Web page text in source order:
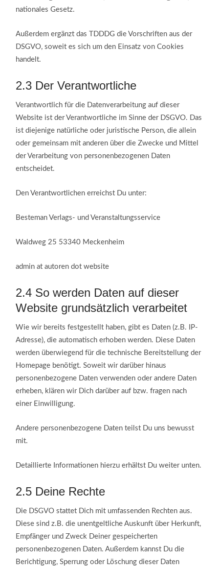
nationales Gesetz.
Außerdem ergänzt das TDDDG die Vorschriften aus der
DSGVO, soweit es sich um den Einsatz von Cookies
handelt.
2.3 Der Verantwortliche
Verantwortlich für die Datenverarbeitung auf dieser
Website ist der Verantwortliche im Sinne der DSGVO. Das
ist diejenige natürliche oder juristische Person, die allein
oder gemeinsam mit anderen über die Zwecke und Mittel
der Verarbeitung von personenbezogenen Daten
entscheidet.
Den Verantwortlichen erreichst Du unter:
Besteman Verlags- und Veranstaltungsservice
Waldweg 25 53340 Meckenheim
admin at autoren dot website
2.4 So werden Daten auf dieser
Website grundsätzlich verarbeitet
Wie wir bereits festgestellt haben, gibt es Daten (z.B. IP-
Adresse), die automatisch erhoben werden. Diese Daten
werden überwiegend für die technische Bereitstellung der
Homepage benötigt. Soweit wir darüber hinaus
personenbezogene Daten verwenden oder andere Daten
erheben, klären wir Dich darüber auf bzw. fragen nach
einer Einwilligung.
Andere personenbezogene Daten teilst Du uns bewusst
mit.
Detaillierte Informationen hierzu erhältst Du weiter unten.
2.5 Deine Rechte
Die DSGVO stattet Dich mit umfassenden Rechten aus.
Diese sind z.B. die unentgeltliche Auskunft über Herkunft,
Empfänger und Zweck Deiner gespeicherten
personenbezogenen Daten. Außerdem kannst Du die
Berichtigung, Sperrung oder Löschung dieser Daten